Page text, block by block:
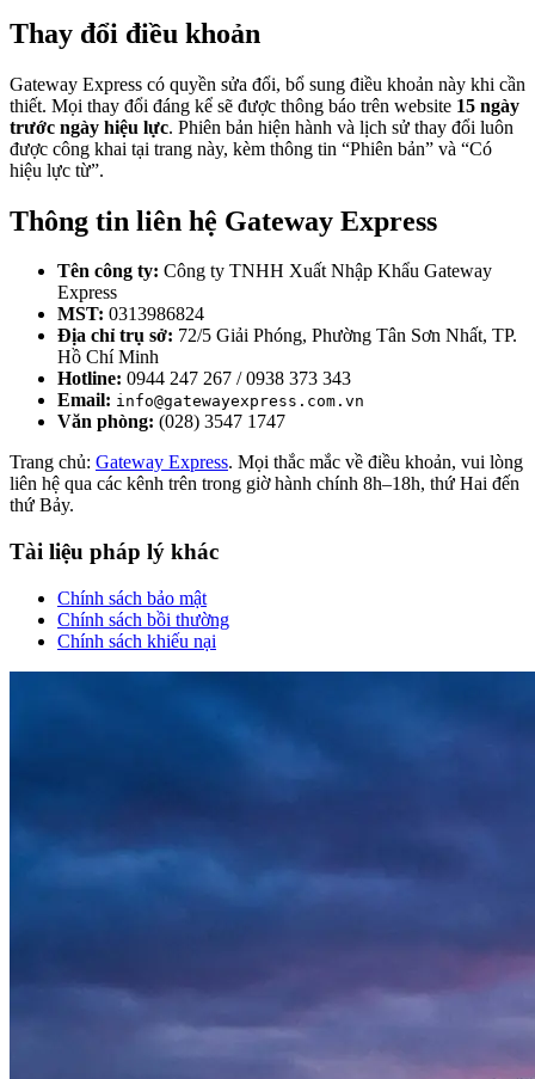
Thay đổi điều khoản
Gateway Express có quyền sửa đổi, bổ sung điều khoản này khi cần
thiết. Mọi thay đổi đáng kể sẽ được thông báo trên website 15 ngày
trước ngày hiệu lực. Phiên bản hiện hành và lịch sử thay đổi luôn
được công khai tại trang này, kèm thông tin “Phiên bản” và “Có
hiệu lực từ”.
Thông tin liên hệ Gateway Express
Tên công ty: Công ty TNHH Xuất Nhập Khẩu Gateway
Express
MST: 0313986824
Địa chỉ trụ sở: 72/5 Giải Phóng, Phường Tân Sơn Nhất, TP.
Hồ Chí Minh
Hotline: 0944 247 267 / 0938 373 343
Email: info@gatewayexpress.com.vn
Văn phòng: (028) 3547 1747
Trang chủ: Gateway Express. Mọi thắc mắc về điều khoản, vui lòng
liên hệ qua các kênh trên trong giờ hành chính 8h–18h, thứ Hai đến
thứ Bảy.
Tài liệu pháp lý khác
Chính sách bảo mật
Chính sách bồi thường
Chính sách khiếu nại